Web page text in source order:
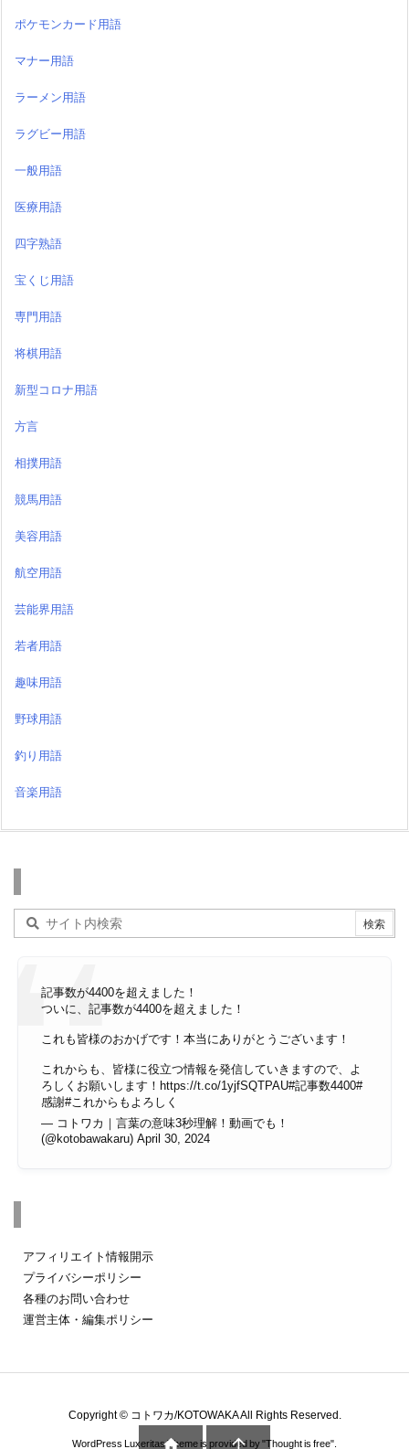
ポケモンカード用語
マナー用語
ラーメン用語
ラグビー用語
一般用語
医療用語
四字熟語
宝くじ用語
専門用語
将棋用語
新型コロナ用語
方言
相撲用語
競馬用語
美容用語
航空用語
芸能界用語
若者用語
趣味用語
野球用語
釣り用語
音楽用語
記事数が4400を超えました！
ついに、記事数が4400を超えました！
これも皆様のおかげです！本当にありがとうございます！
これからも、皆様に役立つ情報を発信していきますので、よ
ろしくお願いします！ https://t.co/1yjfSQTPAU#記事数4400#
感謝#これからもよろしく
— コトワカ｜言葉の意味3秒理解！動画でも！
(@kotobawakaru) April 30, 2024
アフィリエイト情報開示
プライバシーポリシー
各種のお問い合わせ
運営主体・編集ポリシー
Copyright © コトワカ/KOTOWAKAAll Rights Reserved.
WordPress Luxeritas Theme is provided by "Thought is free".
 